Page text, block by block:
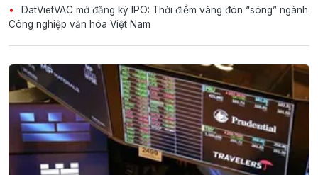
DatVietVAC mở đăng ký IPO: Thời điểm vàng đón “sóng” ngành
Công nghiệp văn hóa Việt Nam